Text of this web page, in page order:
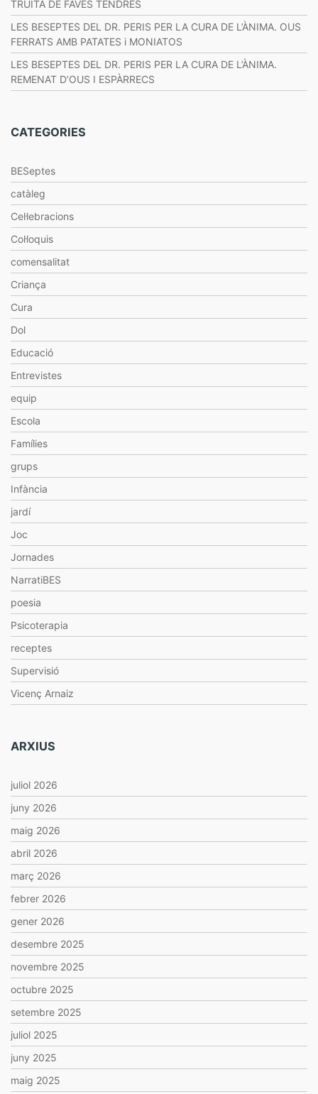
TRUITA DE FAVES TENDRES
LES BESEPTES DEL DR. PERIS PER LA CURA DE L’ÀNIMA. OUS
FERRATS AMB PATATES i MONIATOS
LES BESEPTES DEL DR. PERIS PER LA CURA DE L’ÀNIMA.
REMENAT D’OUS I ESPÀRRECS
CATEGORIES
BESeptes
catàleg
Cel·lebracions
Col·loquis
comensalitat
Criança
Cura
Dol
Educació
Entrevistes
equip
Escola
Famílies
grups
Infància
jardí
Joc
Jornades
NarratiBES
poesia
Psicoterapia
receptes
Supervisió
Vicenç Arnaiz
ARXIUS
juliol 2026
juny 2026
maig 2026
abril 2026
març 2026
febrer 2026
gener 2026
desembre 2025
novembre 2025
octubre 2025
setembre 2025
juliol 2025
juny 2025
maig 2025